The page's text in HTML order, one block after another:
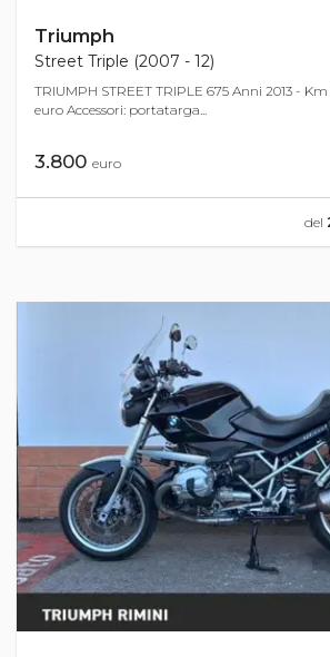
Triumph
Street Triple (2007 - 12)
TRIUMPH STREET TRIPLE 675 Anni 2013 -
euro Accessori: portatarga...
3.800 euro
del